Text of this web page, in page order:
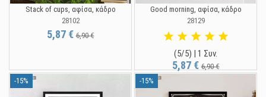
Stack of cups, αφίσα, κάδρο
28102
5,87 €6,90 €
Good morning, αφίσα, κάδρο
28129
(5/5) | 1 Συν.
5,87 €6,90 €
-15%
-15%